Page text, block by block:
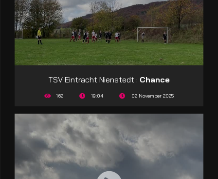
TSV Eintracht Nienstedt : Chance
162 19:04 02 November 2025